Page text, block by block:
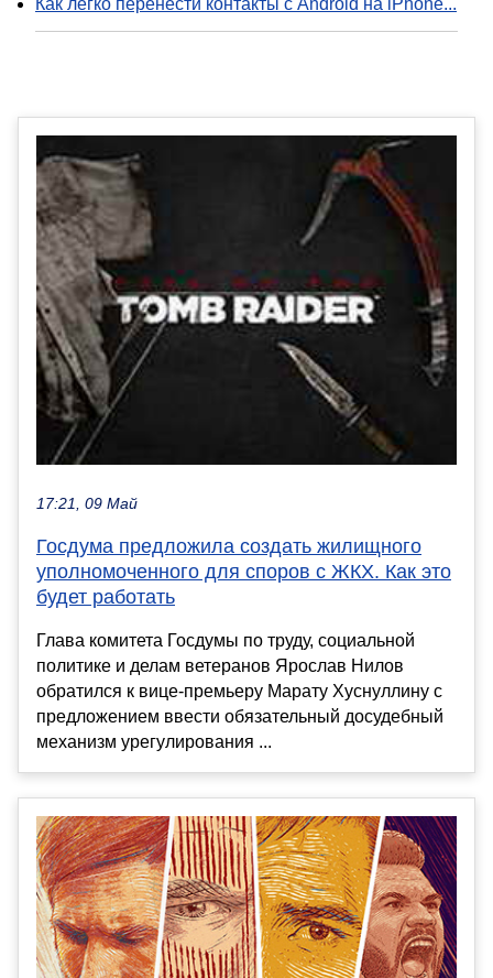
Как легко перенести контакты с Android на iPhone...
17:21, 09 Май
Госдума предложила создать жилищного
уполномоченного для споров с ЖКХ. Как это
будет работать
Глава комитета Госдумы по труду, социальной
политике и делам ветеранов Ярослав Нилов
обратился к вице-премьеру Марату Хуснуллину с
предложением ввести обязательный досудебный
механизм урегулирования ...